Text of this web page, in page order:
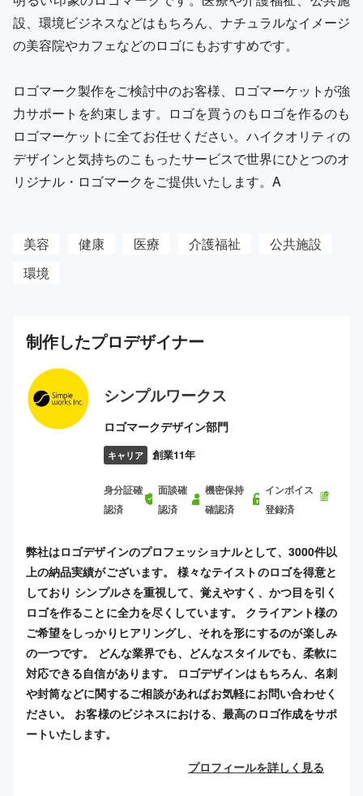
設、環境ビジネスなどはもちろん、ナチュラルなイメージ
の美容院やカフェなどのロゴにもおすすめです。
ロゴマーク製作をご検討中のお客様、ロゴマーケットが強
力サポートを約束します。ロゴを買うのもロゴを作るのも
ロゴマーケットに全てお任せください。ハイクオリティの
デザインと気持ちのこもったサービスで世界にひとつのオ
リジナル・ロゴマークをご提供いたします。A
美容 健康 医療 介護福祉
公共施設
環境
制作したプロデザイナー
シンプルワークス
ロゴマークデザイン部門
キャリア 創業11年
身分証確
認済
面談確
認済
機密保持
確認済
インボイス
登録済
弊社はロゴデザインのプロフェッショナルとして、3000件以
上の納品実績がございます。 様々なテイストのロゴを得意と
しており シンプルさを重視して、覚えやすく、かつ目を引く
ロゴを作ることに全力を尽くしています。 クライアント様の
ご希望をしっかりヒアリングし、それを形にするのが楽しみ
の一つです。 どんな業界でも、どんなスタイルでも、柔軟に
対応できる自信があります。 ロゴデザインはもちろん、名刺
や封筒などに関するご相談があればお気軽にお問い合わせく
ださい。 お客様のビジネスにおける、最高のロゴ作成をサポ
ートいたします。
プロフィールを詳しく見る